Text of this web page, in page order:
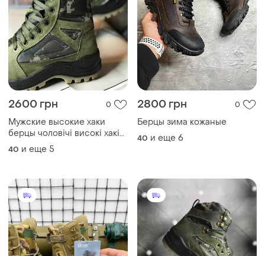
2600 грн 0
Мужские высокие хаки
берцы чоловічі високі хакі
берци
40 и еще 5
2800 грн 0
Берцы зима кожаные
40 и еще 6